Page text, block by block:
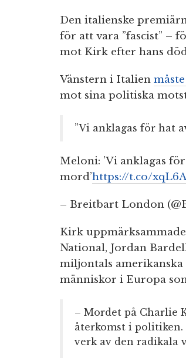
Den italienske
för att vara ”fascist” –
mot Kirk efter hans
Vänstern i Italien
mot sina politiska
”Vi anklagas för hat
Meloni: ’Vi anklagas
mord’https://t.co/
– Breitbart London
Kirk
National, Jordan
miljontals
människor i Europa
– Mordet på Charlie
återkomst i
verk av den radikala